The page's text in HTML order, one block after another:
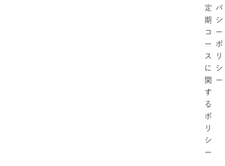
定
期
コ
ー
ス
に
関
す
る
ポ
リ
シ
ー
バ
シ
ー
ポ
リ
シ
ー